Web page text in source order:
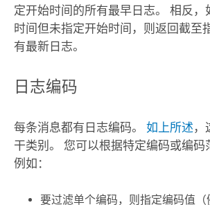
定开始时间的所有最早日志。 相反，
时间但未指定开始时间，则返回截至
有最新日志。
日志编码
每条消息都有日志编码。 如上所述 ，
干类别。 您可以根据特定编码或编码
例如：
要过滤单个编码，则指定编码值（